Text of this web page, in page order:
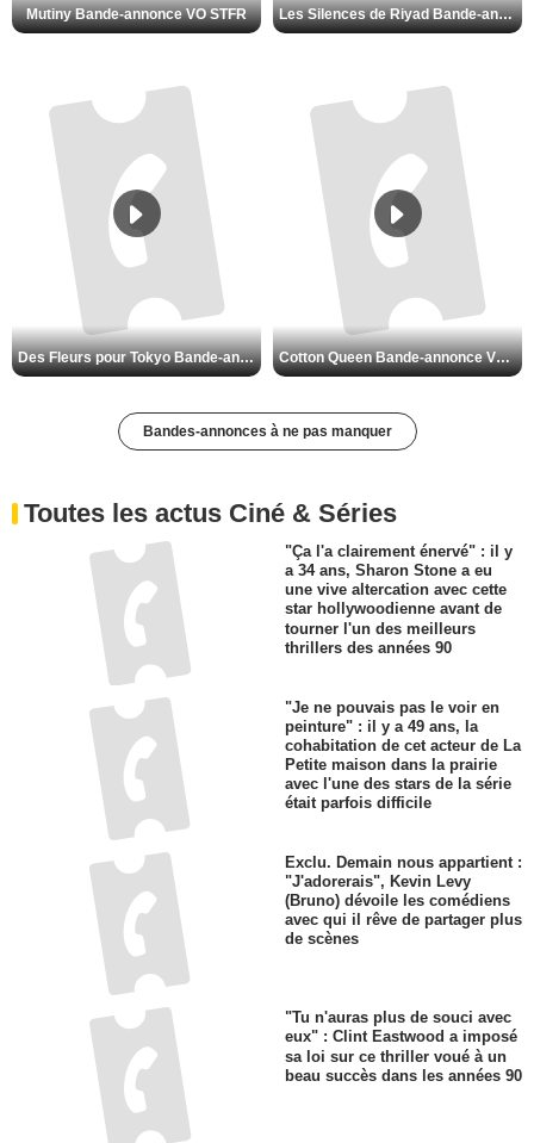
Mutiny Bande-annonce VO STFR Les Silences de Riyad Bande-annonce VO STFR
Des Fleurs pour Tokyo Bande-annonce VO STFR Cotton Queen Bande-annonce VO STFR
Bandes-annonces à ne pas manquer
Toutes les actus Ciné & Séries
"Ça l'a clairement énervé" : il y
a 34 ans, Sharon Stone a eu
une vive altercation avec cette
star hollywoodienne avant de
tourner l'un des meilleurs
thrillers des années 90
"Je ne pouvais pas le voir en
peinture" : il y a 49 ans, la
cohabitation de cet acteur de La
Petite maison dans la prairie
avec l'une des stars de la série
était parfois difficile
Exclu. Demain nous appartient :
"J'adorerais", Kevin Levy
(Bruno) dévoile les comédiens
avec qui il rêve de partager plus
de scènes
"Tu n'auras plus de souci avec
eux" : Clint Eastwood a imposé
sa loi sur ce thriller voué à un
beau succès dans les années 90